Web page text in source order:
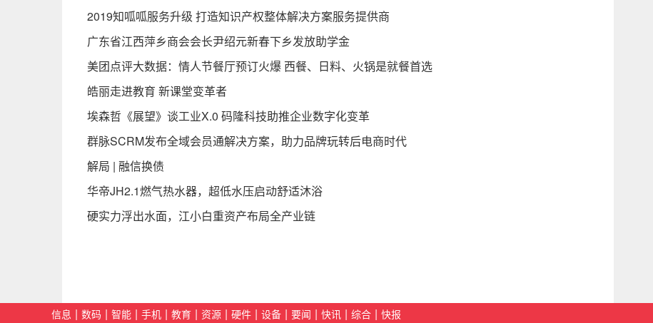
2019知呱呱服务升级 打造知识产权整体解决方案服务提供商
广东省江西萍乡商会会长尹绍元新春下乡发放助学金
美团点评大数据：情人节餐厅预订火爆 西餐、日料、火锅是就餐首选
皓丽走进教育 新课堂变革者
埃森哲《展望》谈工业X.0 码隆科技助推企业数字化变革
群脉SCRM发布全域会员通解决方案，助力品牌玩转后电商时代
解局 | 融信换债
华帝JH2.1燃气热水器，超低水压启动舒适沐浴
硬实力浮出水面，江小白重资产布局全产业链
信息 | 数码 | 智能 | 手机 | 教育 | 资源 | 硬件 | 设备 | 要闻 | 快讯 | 综合 | 快报